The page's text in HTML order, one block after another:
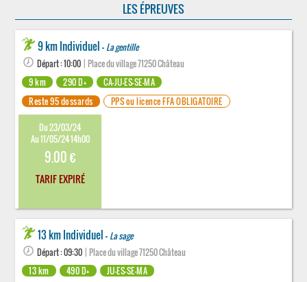
LES ÉPREUVES
9 km Individuel - La gentille
Départ : 10:00 | Place du village 71250 Château
9 km
290 D+
CA-JU-ES-SE-MA
Reste 95 dossards
PPS ou licence FFA OBLIGATOIRE
Du 23/03/24
Au 11/05/24 14h00
9.00 €
TARIF EXPIRÉ
13 km Individuel - La sage
Départ : 09:30 | Place du village 71250 Château
13 km
490 D+
JU-ES-SE-MA